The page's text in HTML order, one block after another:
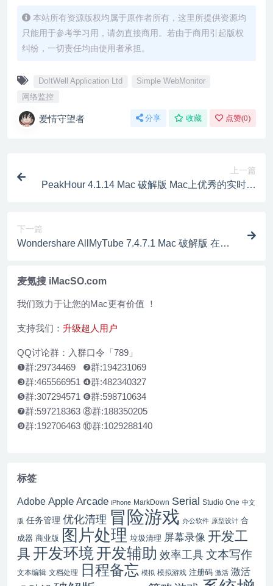
本站所有资源版权均属于原作者所有，这里所提供资源均
只能用于参考学习用，请勿直接商用。若由于商用引起版权
纠纷，一切责任均由使用者承担。
DoItWell Application Ltd
Simple WebMonitor
网络监控
爱情守望者 分享 收藏 点赞(0)
上一篇
PeakHour 4.1.14 Mac 破解版 Mac上优秀的实时网
下一篇
Wondershare AllMyTube 7.4.7.1 Mac 破解版 在线
麦氪搜 iMacSO.com
我们致力于让您的Mac更有价值 ！
支持我们： 升级超人用户
QQ讨论群：入群口令「789」
❶群:29734469 ❷群:194231069
❸群:465566951 ❹群:482340327
❺群:307294571 ❻群:598710634
❼群:597218363 ⑧群:188350205
❾群:192706463 ⑩群:1029288140
标签
Adobe Apple Arcade iPhone MarkDown Serial Studio One 中文
版 任务管理 优化清理 冒险游戏 办公软件 原型设计 合
成器 商业版 图片处理 垃圾清理 屏幕录像 开发工
具 开发环境开发辅助 效率工具 文本写作
文本编辑 文档处理 日程备忘 模拟 模拟游戏 注册码 激活 激活